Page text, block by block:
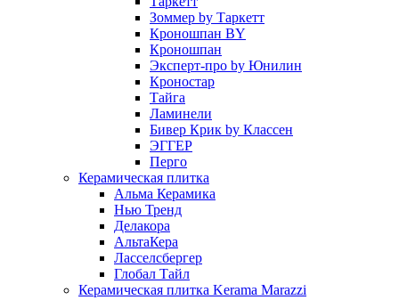
Зоммер by Таркетт
Кроношпан BY
Кроношпан
Эксперт-про by Юнилин
Кроностар
Тайга
Ламинели
Бивер Крик by Классен
ЭГГЕР
Перго
Керамическая плитка
Альма Керамика
Нью Тренд
Делакора
АльтаКера
Ласселсбергер
Глобал Тайл
Керамическая плитка Kerama Marazzi